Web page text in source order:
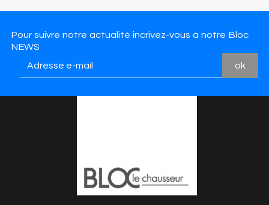
Pour suivre notre actualité incrivez-vous à notre Bloc
NEWS